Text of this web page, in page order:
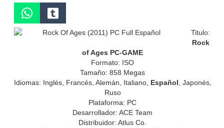
Titulo:
Rock
of Ages PC-GAME
Formato: ISO
Tamaño: 858 Megas
Idiomas: Inglés, Francés, Alemán, Italiano, Español , Japonés,
Ruso
Plataforma: PC
Desarrollador: ACE Team
Distribuidor: Atlus Co.